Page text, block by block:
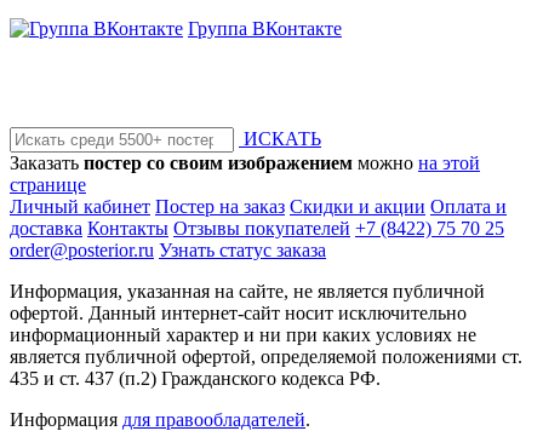
Группа ВКонтакте
ИСКАТЬ
Заказать постер со своим изображением можно на этой
странице
Личный кабинет Постер на заказ Скидки и акции Оплата и
доставка Контакты Отзывы покупателей +7 (8422) 75 70 25
order@posterior.ru Узнать статус заказа
Информация, указанная на сайте, не является публичной
офертой. Данный интернет-сайт носит исключительно
информационный характер и ни при каких условиях не
является публичной офертой, определяемой положениями ст.
435 и ст. 437 (п.2) Гражданского кодекса РФ.
Информация для правообладателей.